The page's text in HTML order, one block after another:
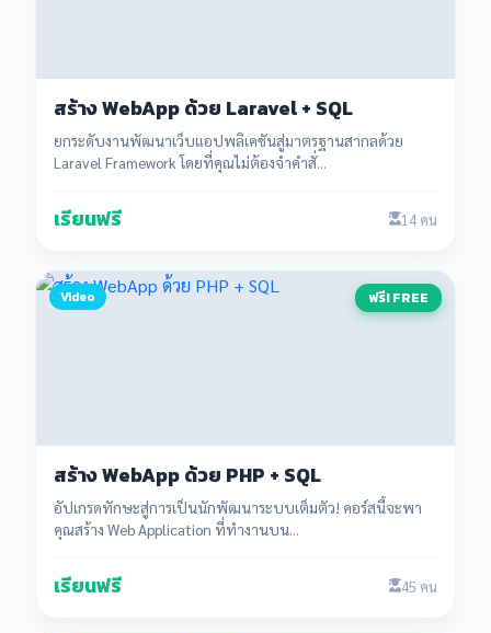
สร้าง WebApp ด้วย Laravel + SQL
ยกระดับงานพัฒนาเว็บแอปพลิเคชันสู่มาตรฐานสากลด้วย
Laravel Framework โดยที่คุณไม่ต้องจำคำสั่...
เรียนฟรี 14 คน
Video ฟรี! FREE
สร้าง WebApp ด้วย PHP + SQL
อัปเกรดทักษะสู่การเป็นนักพัฒนาระบบเต็มตัว! คอร์สนี้จะพา
คุณสร้าง Web Application ที่ทำงานบน...
เรียนฟรี 45 คน